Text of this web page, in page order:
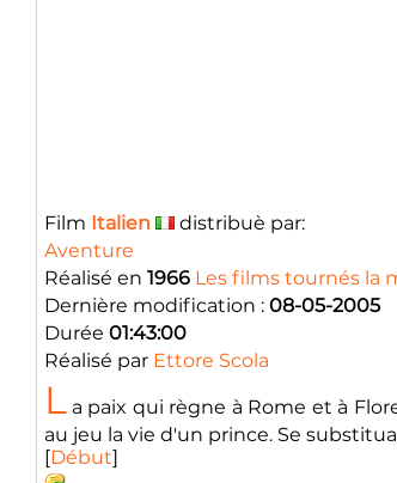
Film Italien
distribuè par:
Aventure
Réalisé en 1966 Les films tournés la
Dernière modification : 08-05-2005
Durée 01:43:00
Réalisé par Ettore Scola
L a paix qui règne à Rome et à
au jeu la vie d'un prince. Se
[Début]